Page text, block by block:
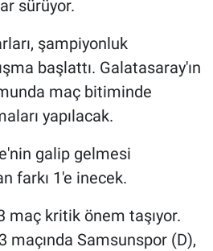
sürüyor.
şampiyonluk
başlattı. Galatasaray'ın
maç bitiminde
yapılacak.
galip gelmesi
farkı 1'e inecek.
maç kritik önem taşıyor.
maçında Samsunspor (D),